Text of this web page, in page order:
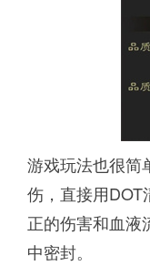
游戏玩法也很简
伤，直接用
正的伤害和血液
中密封。